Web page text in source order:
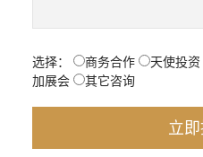
选择： 商务合作 天使投资
加展会
其它咨询